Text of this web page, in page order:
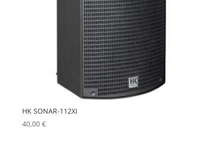
HK SONAR-112XI
40,00 €